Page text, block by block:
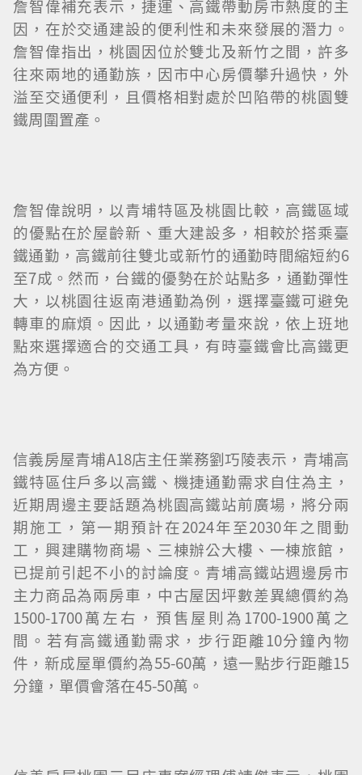
詹智偉補充表示，捷運、高鐵帶動房市熱度的主
因，在於交通建設的便利性和未來發展的潛力。
詹智偉指出，桃園因位於雙北及新竹之間，許多
往來兩地的通勤族，因市中心房價攀升過快，外
溢至交通便利，且價格相對處於凹陷帶的桃園雙
鐵周圍置產。
詹智偉說明，以青埔特區及桃園比較，高鐵區域
的優點在於屋齡新、重大建設多，相較於搭乘臺
鐵通勤，高鐵前往雙北或新竹的通勤時間縮短約6
至7成。然而，台鐵的優勢在於站點多，通勤彈性
大，以桃園往返南港通勤為例，選擇臺鐵可避免
轉車的麻煩。因此，以通勤考量來說，依上班地
點來選擇適合的交通工具，有時臺鐵會比高鐵更
為方便。
信義房屋青埔A18店主任業務劉巧陵表示，青埔高
鐵特區住戶多以高鐵、機捷通勤需求自住為主，
近期周邊主要話題為桃園高鐵站前廣場，將分兩
期施工，第一期預計在2024年至2030年之間動
工，興建購物商場、三棟辦公大樓、一棟旅館，
已提前引起不小的討論度。青埔高鐵站週邊房市
主力商品為兩房車，中古屋因坪數差異總價約為
1500-1700萬左右，預售屋則為1700-1900萬之
間。若有高鐵通勤需求，步行距離10分鐘內物
件，新成屋單價約為55-60萬，遠一點步行距離15
分鐘，單價會落在45-50萬。